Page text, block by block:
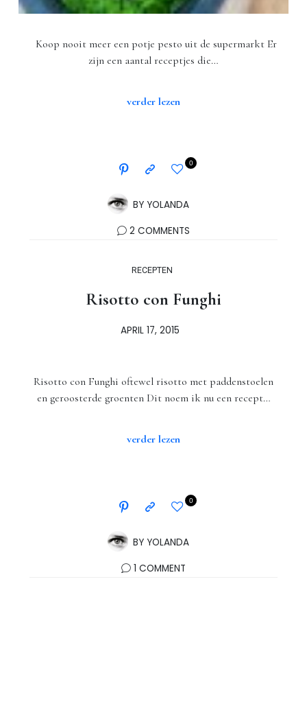
Koop nooit meer een potje pesto uit de supermarkt Er
zijn een aantal receptjes die…
verder lezen
BY YOLANDA
0
2 COMMENTS
RECEPTEN
Risotto con Funghi
APRIL 17, 2015
Risotto con Funghi oftewel risotto met paddenstoelen
en geroosterde groenten Dit noem ik nu een recept…
verder lezen
BY YOLANDA
0
1 COMMENT